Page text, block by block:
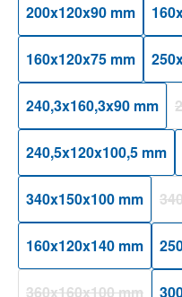
200x120x90 mm
160x120x75 mm
240,3x160,3x90 mm
240,5x120x100,5 mm
340x150x100 mm
160x120x140 mm
360x160x100 mm